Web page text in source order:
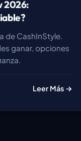
2026:
de CashInStyle.
ganar, opciones
Leer Más →